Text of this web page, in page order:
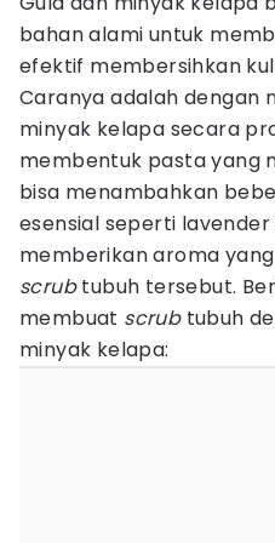
bahan alami untuk
efektif membersihkan
Caranya adalah dengan
minyak kelapa secara
membentuk pasta yang
bisa menambahkan
esensial seperti
memberikan aroma
scrubtubuh tersebut.
membuat scrubtubuh
minyak kelapa: